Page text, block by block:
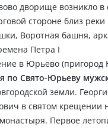
дворище возникло в
стороне близ
Воротная башня,
Петра I
в Юрьево (пригород
по Свято-Юрьеву
земли.
в святом крещении
Первое